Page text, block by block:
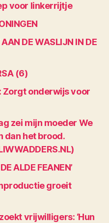
voor linkerrijtje
DE WASLIJN IN DE
(6)
Zorgt onderwijs voor
zei mijn moeder We
dan het brood.
ALDE FEANEN’
groeit
vrijwilligers: ‘Hun